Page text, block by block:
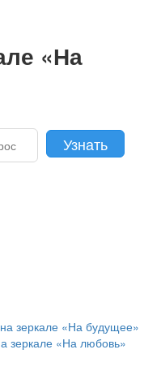
«На
зеркале «На будущее»
зеркале «На любовь»